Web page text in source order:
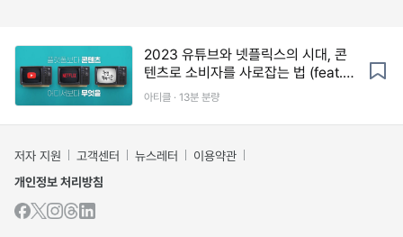
2023 유튜브와 넷플릭스의 시대, 콘
텐츠로 소비자를 사로잡는 법 (feat.
김태호 PD)
아티클 · 13분 분량
저자 지원 고객센터 뉴스레터
이용약관
개인정보 처리방침